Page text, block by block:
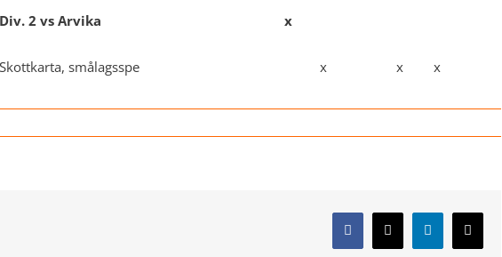
Div. 2 vs Arvika x
Skottkarta, smålagsspe x x x
Facebook
X LinkedIn
E-
post